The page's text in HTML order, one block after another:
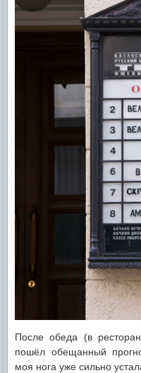
После обеда (в
пошёл обещанный
моя нога уже сильно